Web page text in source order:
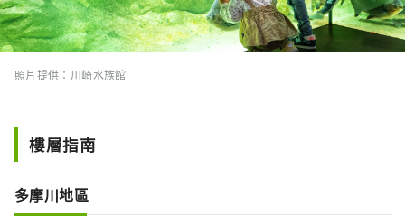
照片提供：川崎水族館
樓層指南
多摩川地區